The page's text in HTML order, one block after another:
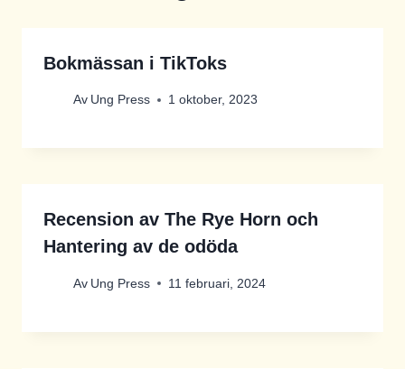
Bokmässan i TikToks
Av Ung Press 1 oktober, 2023
Recension av The Rye Horn och
Hantering av de odöda
Av Ung Press 11 februari, 2024